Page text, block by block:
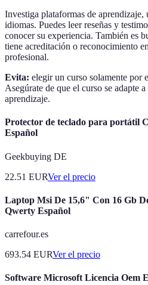
Investiga plataformas de aprendizaje,
idiomas. Puedes leer reseñas y
conocer su experiencia. También es
tiene acreditación o reconocimiento
profesional.
Evita: elegir un curso solamente por
Asegúrate de que el curso se adapte
aprendizaje.
Protector de teclado para portátil
Español
Geekbuying DE
22.51 EURVer el precio
Laptop Msi De 15,6" Con 16 Gb
Qwerty Español
carrefour.es
693.54 EURVer el precio
Software Microsoft Licencia Oem